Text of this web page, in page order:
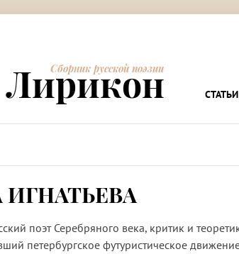
Сборник русской поэзии
Лирикон
поэт Серебряного века, критик и
петербургское футуристическое